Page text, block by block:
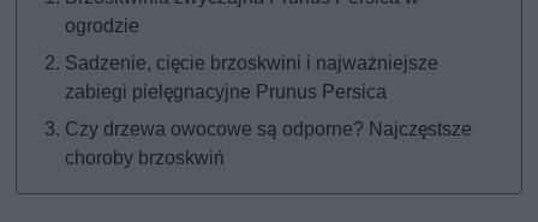
ogrodzie
Sadzenie, cięcie brzoskwini i najważniejsze
zabiegi pielęgnacyjne Prunus Persica
Czy drzewa owocowe są odporne? Najczęstsze
choroby brzoskwiń